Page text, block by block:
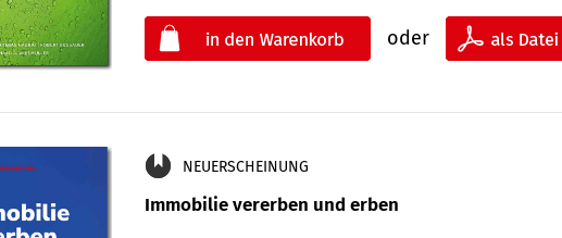
oder
NEUERSCHEINUNG
Immobilie vererben und erben